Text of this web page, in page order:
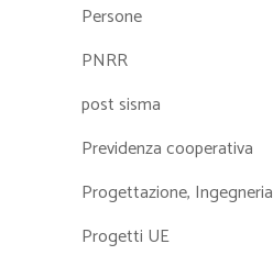
Persone
PNRR
post sisma
Previdenza cooperativa
Progettazione, Ingegneria
Progetti UE